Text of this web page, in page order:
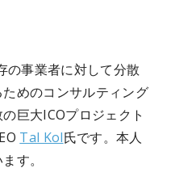
の事業者に対して分散
めのコンサルティング
巨大ICOプロジェクト
Tal Kol氏です。本人
す。